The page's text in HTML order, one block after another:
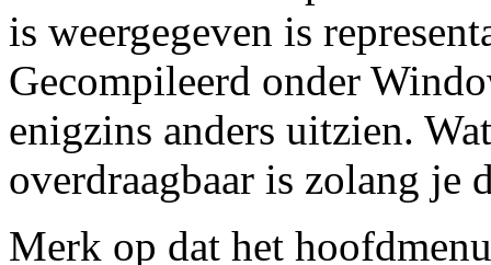
is weergegeven is
Gecompileerd onder
enigzins anders uitzien.
overdraagbaar is zolang
Merk op dat het